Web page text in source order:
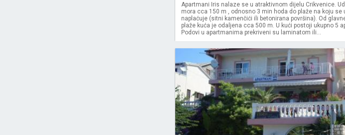
Apartmani Iris nalaze se u atraktivnom dijelu Crikvenice.
mora cca 150 m , odnosno 3 min hoda do plaže na koju se
naplaćuje (sitni kamenčići ili betonirana površina). Od
plaže kuća je odaljena cca 500 m. U kući postoji ukupno 5
Podovi u apartmanima prekriveni su laminatom ili...